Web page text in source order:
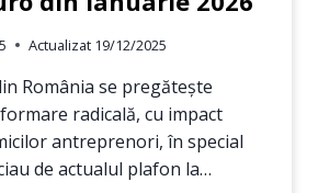
Actualizat 19/12/2025
România se pregătește
radicală, cu impact
antreprenori, în special
de actualul plafon la…